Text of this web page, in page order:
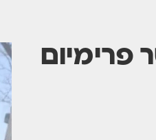
3.66 מטר פרימיום